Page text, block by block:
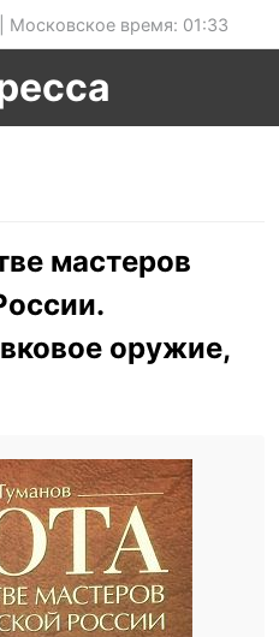
Московское время: 01:33
мастеров
оружие,